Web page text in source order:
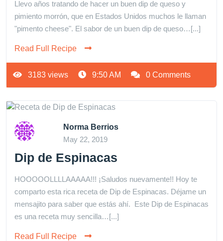
Llevo años tratando de hacer un buen dip de queso y
pimiento morrón, que en Estados Unidos muchos le llaman
"pimento cheese". El sabor de un buen dip de queso…[...]
Read Full Recipe
3183 views 9:50 AM 0 Comments
Norma Berrios
May 22, 2019
Dip de Espinacas
HOOOOOLLLLAAAAA!!! ¡Saludos nuevamente!! Hoy te
comparto esta rica receta de Dip de Espinacas. Déjame un
mensajito para saber que estás ahí. Este Dip de Espinacas
es una receta muy sencilla…[...]
Read Full Recipe